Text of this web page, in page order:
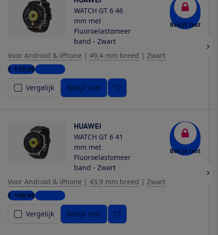
WATCH GT 6 46
mm met
Fluoroelastomeer
band - Zwart
Bekijk test
Voor Android & iPhone | 49,4 mm breed | Zwart
€ 179,998 winkels
Vergelijk
Bekijk snel
HUAWEI
WATCH GT 6 41
mm met
Fluoroelastomeer
band - Zwart
Bekijk test
Voor Android & iPhone | 43,9 mm breed | Zwart
€ 199,993 winkels
Vergelijk
Bekijk snel